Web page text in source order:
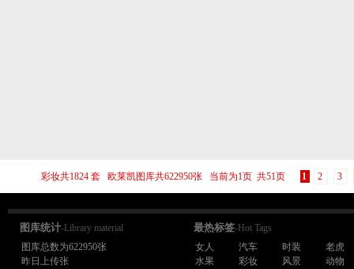
彩妆共1824 套 欧莱凯图库共622950张 当前为1页 共51页 1 2 3
图库统计-Library material
图库总数为622950张
昨日上传张
最热标签-Hot Tags
女人
汽车 时装
老虎
水果
彩妆 风景
动物